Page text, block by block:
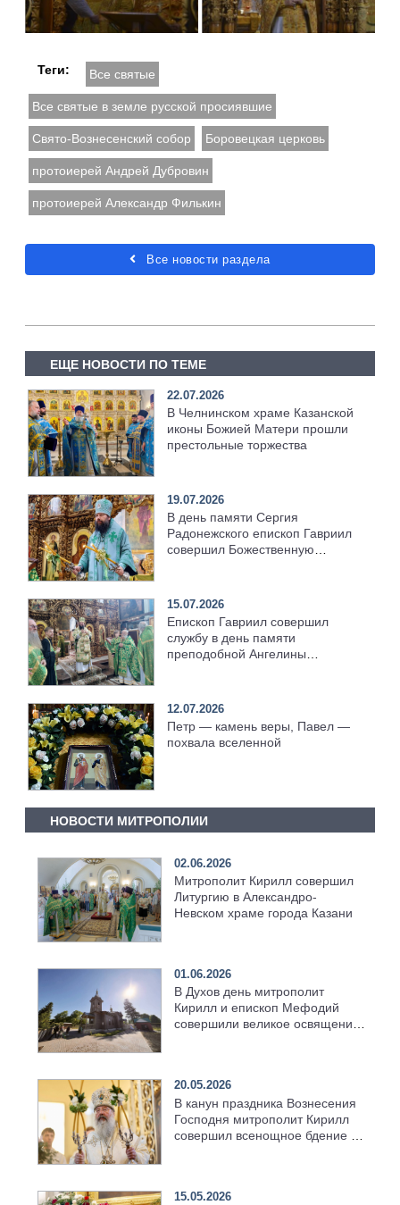
Теги: Все святые
Все святые в земле русской просиявшие
Свято-Вознесенский собор Боровецкая церковь
протоиерей Андрей Дубровин
протоиерей Александр Филькин
Все новости раздела
ЕЩЕ НОВОСТИ ПО ТЕМЕ
22.07.2026
В Челнинском храме Казанской
иконы Божией Матери прошли
престольные торжества
19.07.2026
В день памяти Сергия
Радонежского епископ Гавриил
совершил Божественную
15.07.2026
Епископ Гавриил совершил
службу в день памяти
преподобной Ангелины
12.07.2026
Петр — камень веры, Павел —
похвала вселенной
НОВОСТИ МИТРОПОЛИИ
02.06.2026
Митрополит Кирилл совершил
Литургию в Александро-
Невском храме города Казани
01.06.2026
В Духов день митрополит
Кирилл и епископ Мефодий
совершили великое освящение
20.05.2026
В канун праздника Вознесения
Господня митрополит Кирилл
совершил всенощное бдение в
15.05.2026